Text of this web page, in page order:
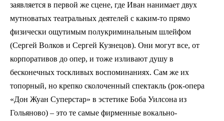
заявляется в первой же сцене, где Иван нанимает двух
мутноватых театральных деятелей с каким-то прямо
физически ощутимым полукриминальным шлейфом
(Сергей Волков и Сергей Кузнецов). Они могут все, от
корпоративов до опер, и тоже изливают душу в
бесконечных тоскливых воспоминаниях. Сам же их
топорный, но крепко сколоченный спектакль (рок-опера
«Дон Жуан Суперстар» в эстетике Боба Уилсона из
Гольяново) – это те самые фирменные вокально-